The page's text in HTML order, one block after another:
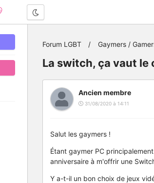
Forum LGBT Gaymers /
La switch, ça vaut le
Ancien membre
31/08/2020 à 14:11
Salut les gaymers !
Étant gaymer PC
anniversaire à m'offrir une
Y a-t-il un bon choix de jeux